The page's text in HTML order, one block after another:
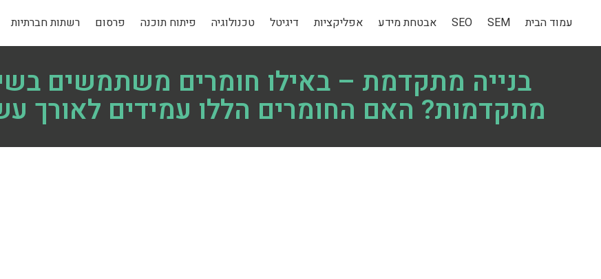
עמוד הבית SEM
SEO אבטחת מידע אפליקציות דיגיטל טכנולוגיה פיתוח תוכנה פרסום רשתות חברתיות
בנייה מתקדמת – באילו חומרים משתמשים
מתקדמות? האם החומרים הללו עמידים לאורך